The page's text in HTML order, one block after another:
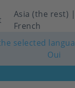
Asia (the rest) |
French
selected
Oui
Industries